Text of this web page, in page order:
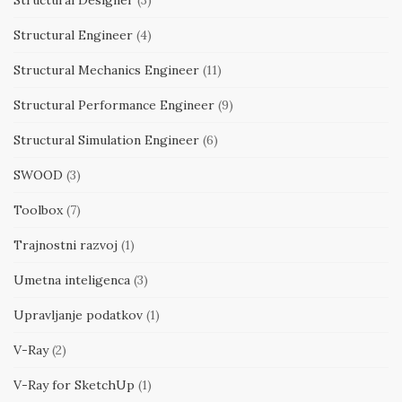
Structural Engineer (4)
Structural Mechanics Engineer (11)
Structural Performance Engineer (9)
Structural Simulation Engineer (6)
SWOOD (3)
Toolbox (7)
Trajnostni razvoj (1)
Umetna inteligenca (3)
Upravljanje podatkov (1)
V-Ray(2)
V-Ray for SketchUp (1)